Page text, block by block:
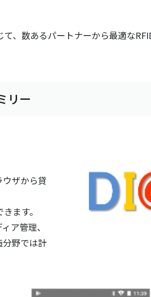
、数あるパートナーから最適な
リー
ザから貸
ます。
ア管理、
野では計